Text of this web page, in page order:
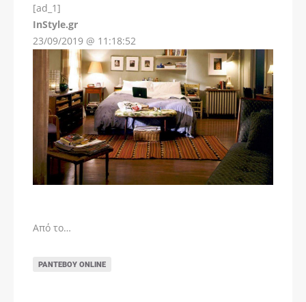
[ad_1]
InStyle.gr
23/09/2019 @ 11:18:52
Από το…
ΡΑΝΤΕΒΟΎ ONLINE